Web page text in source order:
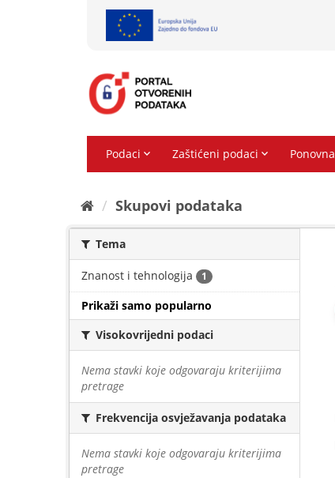
Skupovi podаtаkа
Tema
Znanost i tehnologija 1
Prikaži samo popularno
Visokovrijedni podaci
Nema stavki koje odgovaraju kriterijima
pretrage
Frekvencija osvježavanja podataka
Nema stavki koje odgovaraju kriterijima
pretrage